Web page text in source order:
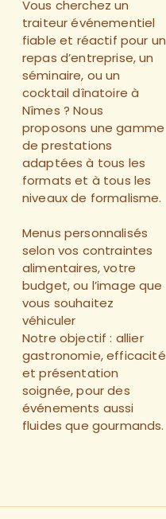
Vous cherchez un
traiteur événementiel
fiable et réactif pour un
repas d’entreprise, un
séminaire, ou un
cocktail dînatoire à
Nîmes ? Nous
proposons une gamme
de prestations
adaptées à tous les
formats et à tous les
niveaux de formalisme.
Menus personnalisés
selon vos contraintes
alimentaires, votre
budget, ou l’image que
vous souhaitez
véhiculer
Notre objectif : allier
gastronomie, efficacité
et présentation
soignée, pour des
événements aussi
fluides que gourmands.